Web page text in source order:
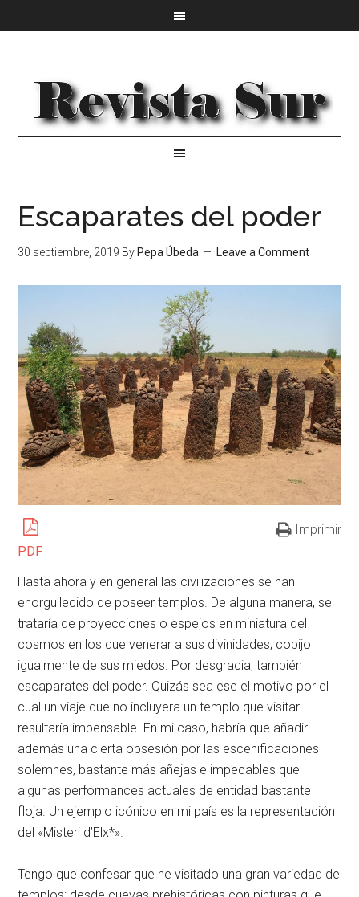
Escaparates del poder
30 septiembre, 2019 By Pepa Úbeda Leave a Comment
PDF
Imprimir
Hasta ahora y en general las civilizaciones se han
enorgullecido de poseer templos. De alguna manera, se
trataría de proyecciones o espejos en miniatura del
cosmos en los que venerar a sus divinidades; cobijo
igualmente de sus miedos. Por desgracia, también
escaparates del poder. Quizás sea ese el motivo por el
cual un viaje que no incluyera un templo que visitar
resultaría impensable. En mi caso, habría que añadir
además una cierta obsesión por las escenificaciones
solemnes, bastante más añejas e impecables que
algunas performances actuales de entidad bastante
floja. Un ejemplo icónico en mi país es la representación
del «Misteri d’Elx*».
Tengo que confesar que he visitado una gran variedad de